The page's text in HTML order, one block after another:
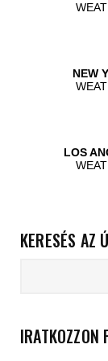
KERESÉS AZ
IRATKOZZON